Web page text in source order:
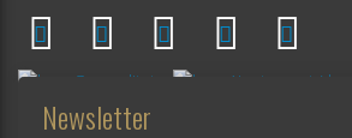
Newsletter